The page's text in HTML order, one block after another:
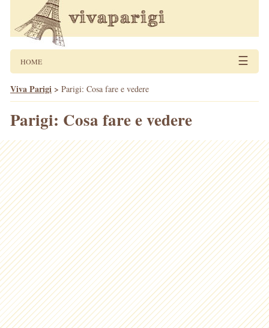
HOME ☰
Viva Parigi > Parigi: Cosa fare e vedere
Parigi: Cosa fare e vedere